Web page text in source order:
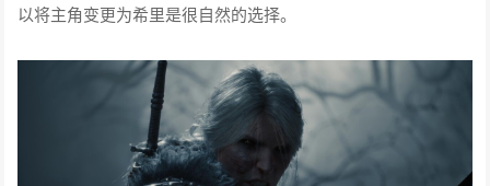
以将主角变更为希里是很自然的选择。